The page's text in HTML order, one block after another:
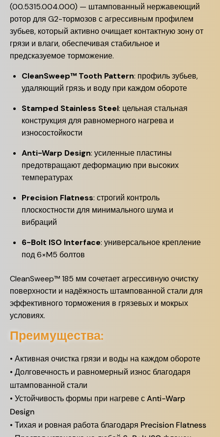
(00.5315.004.000) — штампованный нержавеющий
ротор для G2-тормозов с агрессивным профилем
зубьев, который активно очищает контактную зону от
грязи и влаги, обеспечивая стабильное и
предсказуемое торможение.
CleanSweep™ Tooth Pattern: профиль зубьев,
удаляющий грязь и воду при каждом обороте
Stamped Stainless Steel: цельная стальная
конструкция для равномерного нагрева и
износостойкости
Anti-Warp Design: усиленные пластины
предотвращают деформацию при высоких
температурах
Precision Flatness: строгий контроль
плоскостности для минимального шума и
вибраций
6-Bolt ISO Interface: универсальное крепление
под 6×M5 болтов
CleanSweep™ 185 мм сочетает агрессивную очистку
поверхности и надёжность штампованной стали для
эффективного торможения в грязевых и мокрых
условиях.
Преимущества:
• Активная очистка грязи и воды на каждом обороте
• Долговечность и равномерный износ благодаря
штампованной стали
• Устойчивость формы при нагреве с Anti-Warp
Design
• Тихая и ровная работа благодаря Precision Flatness